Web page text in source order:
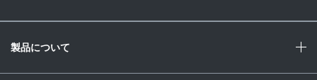
製品について